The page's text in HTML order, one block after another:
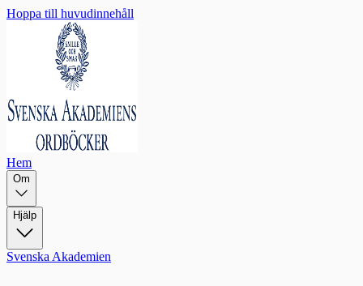
Hoppa till huvudinnehåll
Hem
Om
Hjälp
Svenska Akademien